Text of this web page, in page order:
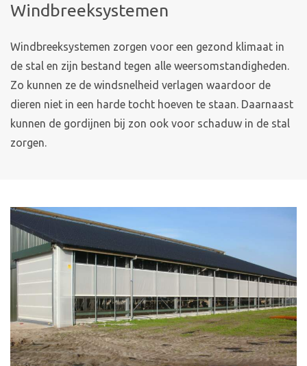
Windbreeksystemen
Windbreeksystemen zorgen voor een gezond klimaat in
de stal en zijn bestand tegen alle weersomstandigheden.
Zo kunnen ze de windsnelheid verlagen waardoor de
dieren niet in een harde tocht hoeven te staan. Daarnaast
kunnen de gordijnen bij zon ook voor schaduw in de stal
zorgen.